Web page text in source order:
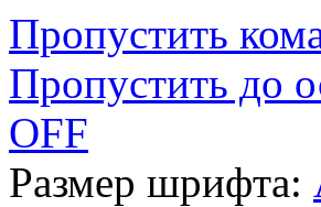
Пропустить
Пропустить до
OFF
Размер шрифта: